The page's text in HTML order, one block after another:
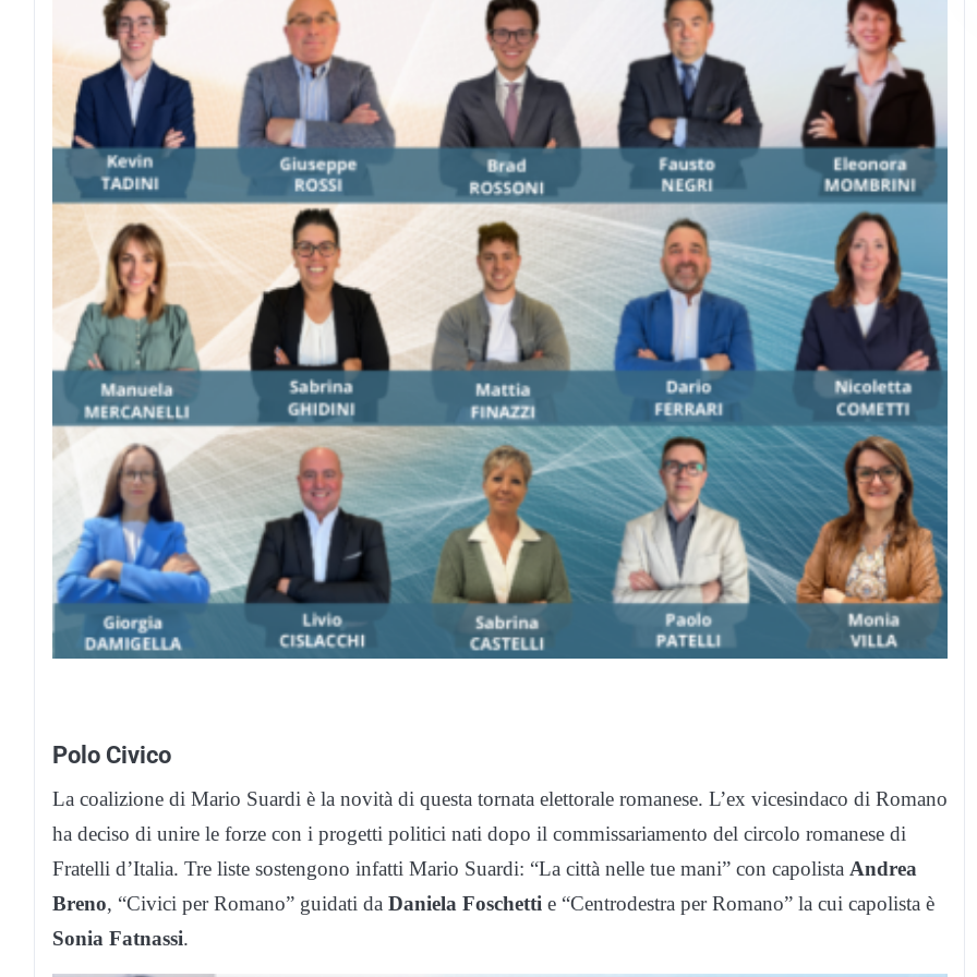
Polo Civico
La coalizione di Mario Suardi è la novità di questa tornata elettorale romanese. L’ex vicesindaco di Romano
ha deciso di unire le forze con i progetti politici nati dopo il commissariamento del circolo romanese di
Fratelli d’Italia. Tre liste sostengono infatti Mario Suardi: “La città nelle tue mani” con capolista Andrea
Breno, “Civici per Romano” guidati da Daniela Foschetti e “Centrodestra per Romano” la cui capolista è
Sonia Fatnassi.